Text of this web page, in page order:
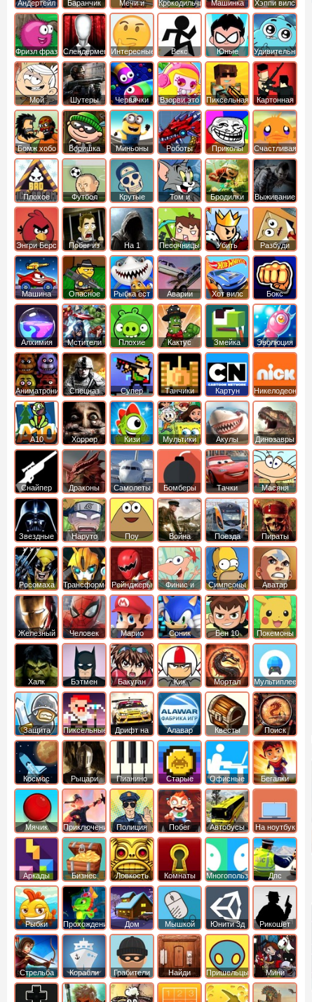
Андертейл
Баранчик
Шон
Мечи и
Сандали
Крокодильчик
Свомпи
Машинка
Вилли
Хэппи вилс
Фризл фраз Слендермен Интересные Векс
Юные
титаны
вперед
Удивительный
мир
Гамбола
Мой
шумный
дом
Шутеры Червячки Взорви это
Пиксельная
война
Картонная
башка
Бомж хобо
Воришка
боб
Миньоны
Роботы
динозавры
Приколы
Счастливая
обезьянка
Плохое
мороженое
Футбол
головами
Крутые
Том и
джерри
Бродилки
Приключения
Выживание
Энгри Берс
Побег из
тюрьмы
На 1 Песочницы
Убить
короля
Разбуди
коробку
Машина
ест
машину
Опасное
оружие
Рыбка ест
рыбку
Аварии
машин
Хот вилс Бокс
Алхимия Мстители
Плохие
свинки
Кактус
маккой
Змейка Эволюция
Аниматроники Спецназ
Супер
бойцы
Танчики
Картун
нетворк
Никелодеон
А10 Хоррор Кизи Мультики Акулы Динозавры
Снайпер Драконы Самолеты Бомберы Тачки Масяня
Звездные
войны
Наруто Поу Война Поезда
Пираты
Карибского
Моря
Росомаха ТрансформерыРейнджеры
Самураи
Финис и
Ферб
Симпсоны
Аватар
легенда об
Аанге
Железный
человек
Человек
Паук
Марио Соник Бен 10 Покемоны
Халк Бэтмен Бакуган
Кик
Бутовский
Мортал
комбат
Мультиплеер
Защита
королевства
Пиксельные
Дрифт на
машинах
Алавар Квесты
Поиск
предметов
Космос Рыцари Пианино Старые Офисные Бегалки
Мячик Приключения Полиция Побег Автобусы На ноутбук
Аркады
Бизнес
симуляторы
Ловкость Комнаты Многопользовательские
Дпс
Рыбки Прохождение Дом Мышкой Юнити 3д Рикошет
Cтрельба
из лука
Корабли Грабители
Найди
выход
Пришельцы Мини